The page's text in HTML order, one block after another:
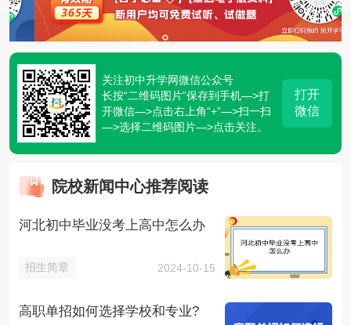
关注初中升学网微信公众号
长按“二维码图片”保存到手机—>打
开微信—>点击右上角“+”—>扫一扫
—>选择二维码图片—>点击关注。
打开
微信
院校新闻中心推荐阅读
河北初中毕业没考上高中怎么办
招生简章 2024-10-15
高职单招如何选择学校和专业?